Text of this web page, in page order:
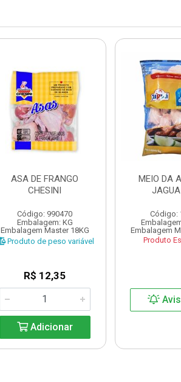
ASA DE FRANGO
CHESINI
Código: 990470
Embalagem: KG
Embalagem Master 18KG
Produto de peso variável
R$ 12,35
Adicionar
MEIO DA
Código:
Embalagem
Produto